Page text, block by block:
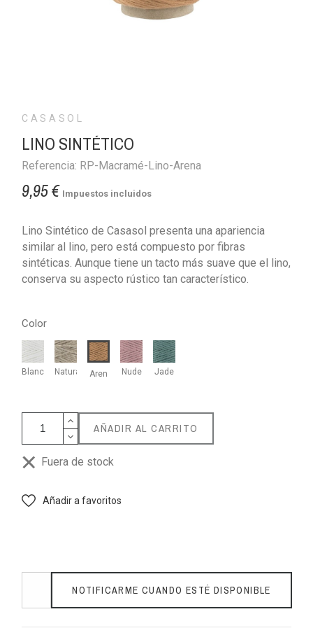
CASASOL
LINO SINTÉTICO
Referencia: RP-Macramé-Lino-Arena
9,95 € Impuestos incluidos
Lino Sintético de Casasol presenta una apariencia
similar al lino, pero está compuesto por fibras
sintéticas. Aunque tiene un tacto más suave que el lino,
conserva su aspecto rústico tan característico.
Color
Blanco Natural Arena Nude Jade
AÑADIR AL CARRITO
Fuera de stock
Añadir a favoritos
NOTIFICARME CUANDO ESTÉ DISPONIBLE